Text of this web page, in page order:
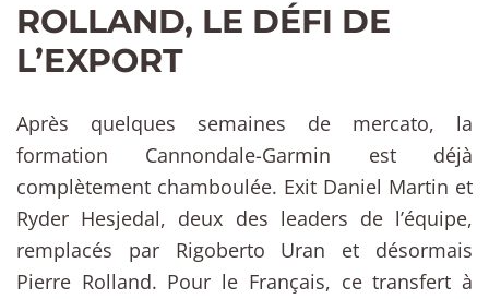
ROLLAND, LE DÉFI DE
L’EXPORT
Après quelques semaines de mercato, la
formation Cannondale-Garmin est déjà
complètement chamboulée. Exit Daniel Martin et
Ryder Hesjedal, deux des leaders de l’équipe,
remplacés par Rigoberto Uran et désormais
Pierre Rolland. Pour le Français, ce transfert à